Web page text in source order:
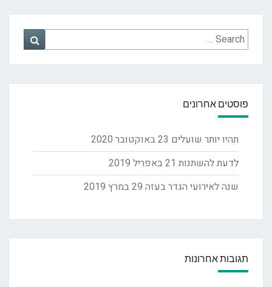
Search
for:
Search
פוסטים אחרונים
תהיו יותר שועלים 23 באוקטובר 2020
לדעת להשתנות 21 באפריל 2019
שנה לאירועי הגדר בעזה 29 במרץ 2019
תגובות אחרונות